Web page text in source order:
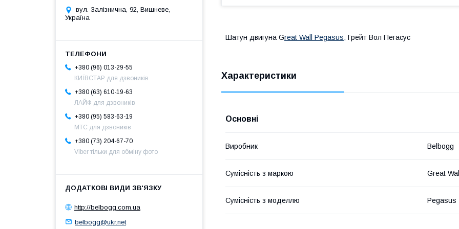
Шатун двигуна Great Wall Pegasus, Грейт Вол Пегасус
Характеристики
Основні
Виробник Belbogg
Сумісність з маркою Great
Сумісність з моделлю Pegasus
вул. Залізнична, 92, Вишневе,
Україна
+380 (96) 013-29-55
КИЇВСТАР для дзвоників
+380 (63) 610-19-63
ЛАЙФ для дзвоників
+380 (95) 583-63-19
МТС для дзвоників
+380 (73) 204-67-70
Viber тільки для обміну фото
http://belbogg.com.ua
belbogg@ukr.net